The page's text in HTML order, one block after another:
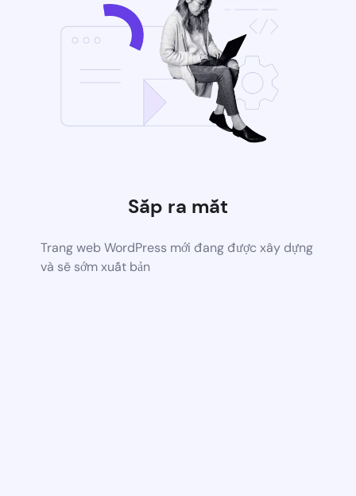
Sắp ra mắt
Trang web WordPress mới đang được xây dựng
và sẽ sớm xuất bản